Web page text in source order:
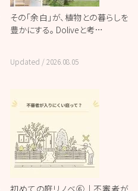
その「余白」が、植物との暮らしを
豊かにする。 Doliveと考…
Updated /2026.08.05